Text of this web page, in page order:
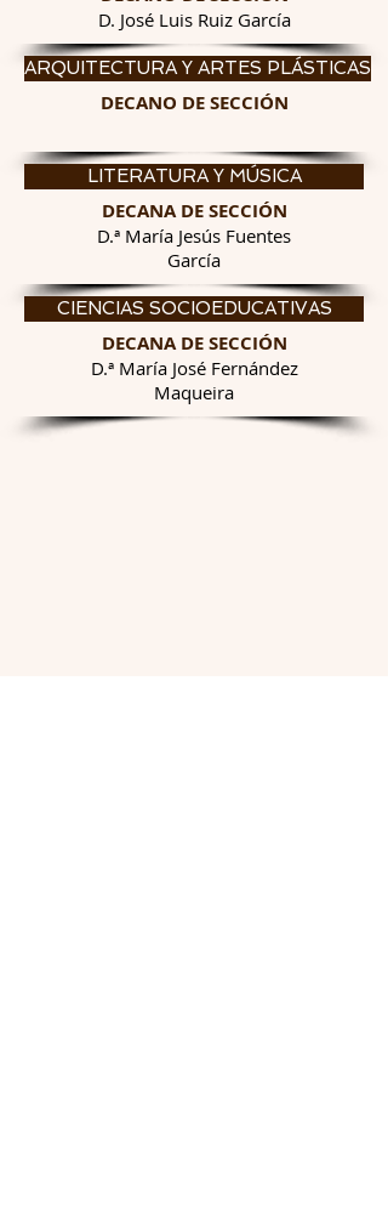
D. José Luis Ruiz García
ARQUITECTURA Y ARTES PLÁSTICAS
DECANO DE SECCIÓN
LITERATURA Y MÚSICA
DECANA DE SECCIÓN
D.ª María Jesús Fuentes
García
CIENCIAS SOCIOEDUCATIVAS
DECANA DE SECCIÓN
D.ª María José Fernández
Maqueira